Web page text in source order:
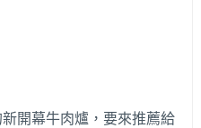
開幕牛肉爐，要來推薦給